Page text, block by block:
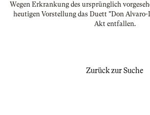
Wegen Erkrankung des ursprünglich
heutigen Vorstellung das Duett "Don
Akt entfallen.
Zurück zur Suche